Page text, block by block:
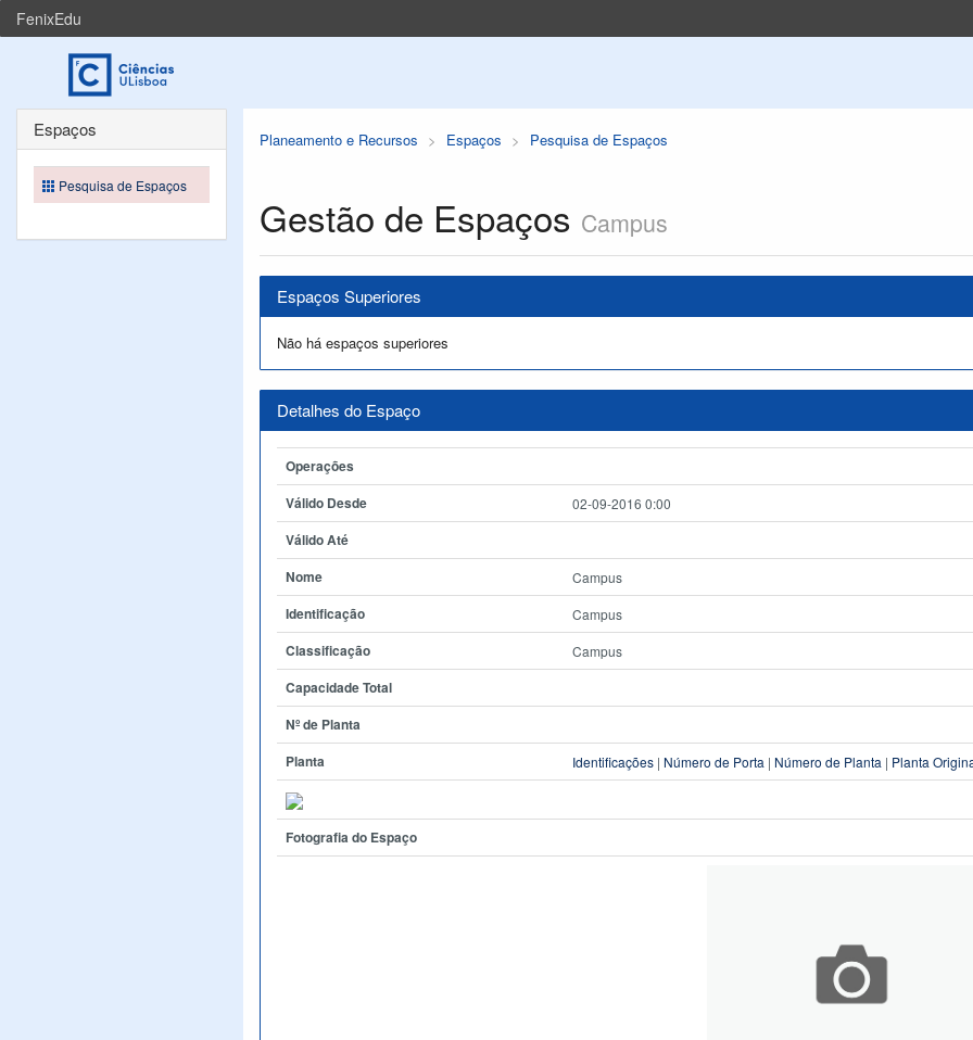
FenixEdu
Planeamento e Recursos Espaços Pesquisa de Espaços
Gestão de Espaços Campus
Espaços Superiores
Não há espaços superiores
Detalhes do Espaço
Operações
Válido Desde
02-09-2016 0:00
Válido Até
Nome
Campus
Identificação Campus
Classificação Campus
Capacidade Total
Nº de Planta
Planta
Identificações | Número de Porta | Número de Planta | Planta
Fotografia do Espaço
Espaços
Pesquisa de Espaços